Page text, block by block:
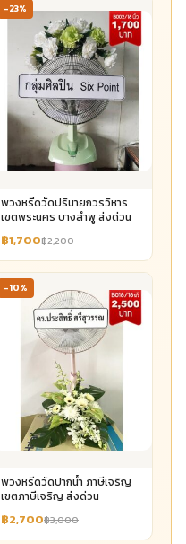
-23%
พวงหรีดวัดปรินายกวรวิหาร
เขตพระนคร บางลำพู ส่งด่วน
฿1,700฿2,200
-10%
พวงหรีดวัดปากน้ำ ภาษีเจริญ
เขตภาษีเจริญ ส่งด่วน
฿2,700฿3,000